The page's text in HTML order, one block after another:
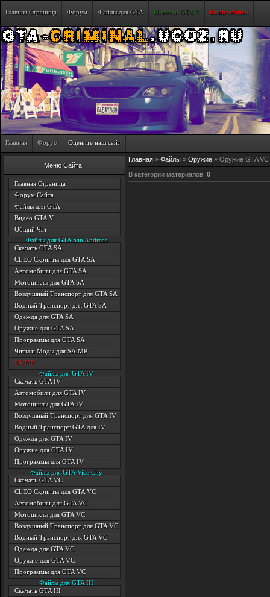
Главная Страница Форум Файлы для GTA Новости GTA V Баннеробмен
Главная Форум Оцените наш сайт
Меню Сайта
Главная Страница
Форум Сайта
Файлы для GTA
Видео GTA V
Общий Чат
Файлы для GTA San Andreas
Скачать GTA SA
CLEO Скрипты для GTA SA
Автомобили для GTA SA
Мотоциклы для GTA SA
Воздушный Транспорт для GTA SA
Водный Транспорт для GTA SA
Одежда для GTA SA
Оружие для GTA SA
Программы для GTA SA
Читы и Моды для SA:MP
SA:MP
Файлы для GTA IV
Скачать GTA IV
Автомобили для GTA IV
Мотоциклы для GTA IV
Воздушный Транспорт для GTA IV
Водный Транспорт GTA для IV
Одежда для GTA IV
Оружие для GTA IV
Программы для GTA IV
Файлы для GTA Vice City
Скачать GTA VC
CLEO Скрипты для GTA VC
Автомобили для GTA VC
Мотоциклы для GTA VC
Воздушный Транспорт для GTA VC
Водный Транспорт для GTA VC
Одежда для GTA VC
Оружие для GTA VC
Программы для GTA VC
Файлы для GTA III
Скачать GTA III
Главная » Файлы » Оружие » Оружие GTA VC
В категории материалов: 0